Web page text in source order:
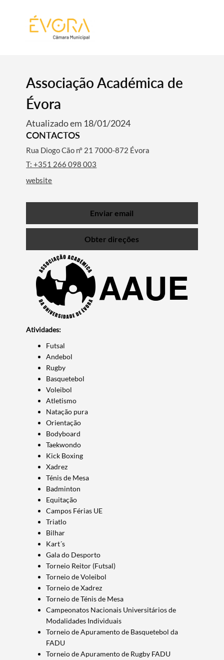
Termo de Pesquisa
Categorias gerais
Associação Académica de
Évora
Atualizado em 18/01/2024
CONTACTOS
Rua Diogo Cão nº 21 7000-872 Évora
T: +351 266 098 003
website
Enviar email
Obter direções
Atividades:
Futsal
Andebol
Rugby
Basquetebol
Voleibol
Atletismo
Natação pura
Orientação
Bodyboard
Taekwondo
Kick Boxing
Xadrez
Ténis de Mesa
Badminton
Equitação
Campos Férias UE
Triatlo
Bilhar
Kart´s
Gala do Desporto
Torneio Reitor (Futsal)
Torneio de Voleibol
Torneio de Xadrez
Torneio de Ténis de Mesa
Campeonatos Nacionais Universitários de
Modalidades Individuais
Torneio de Apuramento de Basquetebol da
FADU
Torneio de Apuramento de Rugby FADU